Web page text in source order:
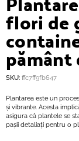
flori de
SKU: ffc7ff9fb647
Plantarea este un
și vibrante. Acesta
asigura că plantele se
pașii detaliați pentru o